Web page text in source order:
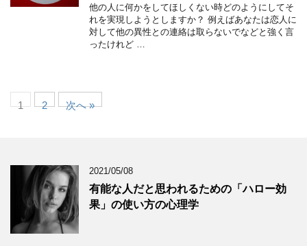
他の人に何かをしてほしくない時どのようにしてそ
れを実現しようとしますか？ 例えばあなたは恋人に
対して他の異性との連絡は取らないでなどと強く言
ったけれど …
1 2 次へ »
2021/05/08
有能な人だと思われるための「ハロー効
果」の使い方の心理学